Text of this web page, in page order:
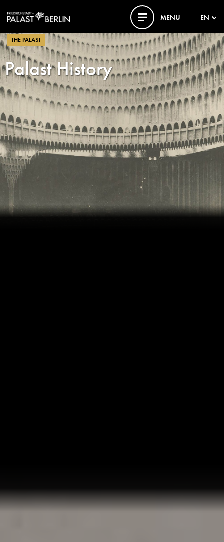
MENU EN
THE PALAST
Palast History